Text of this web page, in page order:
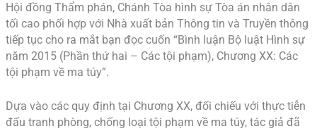
Hội đồng Thẩm phán, Chánh Tòa hình sự Tòa án nhân dân
tối cao phối hợp với Nhà xuất bản Thông tin và Truyền thông
tiếp tục cho ra mắt bạn đọc cuốn “Bình luận Bộ luật Hình sự
năm 2015 (Phần thứ hai – Các tội phạm), Chương XX: Các
tội phạm về ma túy”.
Dựa vào các quy định tại Chương XX, đối chiếu với thực tiễn
đấu tranh phòng, chống loại tội phạm về ma túy, tác giả đã